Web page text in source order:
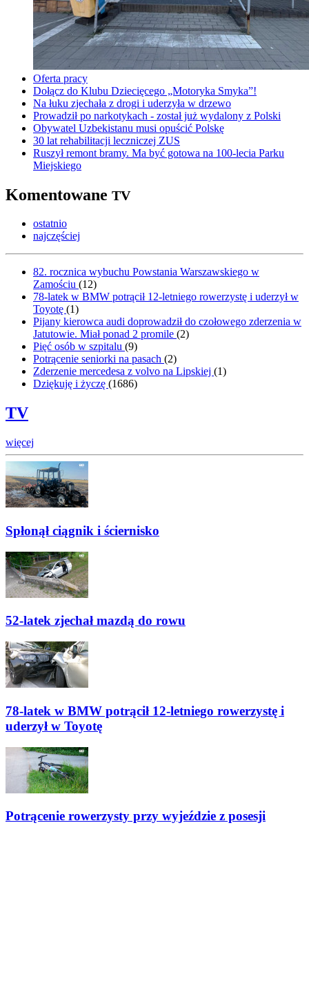
Oferta pracy
Dołącz do Klubu Dziecięcego „Motoryka Smyka”!
Na łuku zjechała z drogi i uderzyła w drzewo
Prowadził po narkotykach - został już wydalony z Polski
Obywatel Uzbekistanu musi opuścić Polskę
30 lat rehabilitacji leczniczej ZUS
Ruszył remont bramy. Ma być gotowa na 100-lecia Parku
Miejskiego
Komentowane TV
ostatnio
najczęściej
82. rocznica wybuchu Powstania Warszawskiego w
Zamościu (12)
78-latek w BMW potrącił 12-letniego rowerzystę i uderzył w
Toyotę (1)
Pijany kierowca audi doprowadził do czołowego zderzenia w
Jatutowie. Miał ponad 2 promile (2)
Pięć osób w szpitalu (9)
Potrącenie seniorki na pasach (2)
Zderzenie mercedesa z volvo na Lipskiej (1)
Dziękuję i życzę (1686)
TV
więcej
Spłonął ciągnik i ściernisko
52-latek zjechał mazdą do rowu
78-latek w BMW potrącił 12-letniego rowerzystę i
uderzył w Toyotę
Potrącenie rowerzysty przy wyjeździe z posesji